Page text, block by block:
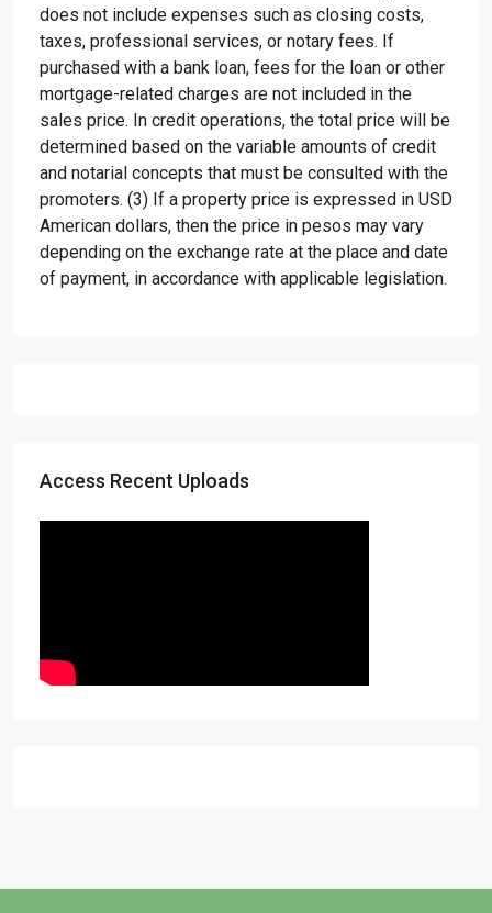
does not include expenses such as closing costs,
taxes, professional services, or notary fees. If
purchased with a bank loan, fees for the loan or other
mortgage-related charges are not included in the
sales price. In credit operations, the total price will be
determined based on the variable amounts of credit
and notarial concepts that must be consulted with the
promoters. (3) If a property price is expressed in USD
American dollars, then the price in pesos may vary
depending on the exchange rate at the place and date
of payment, in accordance with applicable legislation.
Access Recent Uploads